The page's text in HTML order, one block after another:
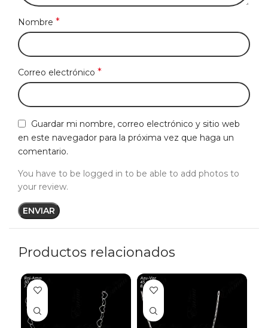
Nombre *
Correo electrónico *
Guardar mi nombre, correo electrónico y sitio web
en este navegador para la próxima vez que haga un
comentario.
You have to be logged in to be able to add photos to
your review.
Productos relacionados